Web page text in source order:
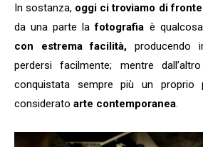
In sostanza, oggi ci troviamo di
da una parte lafotografia è qualcosa
con estrema facilità, producendo
perdersi facilmente; mentre dall’altro
conquistata sempre più un
considerato arte contemporanea.